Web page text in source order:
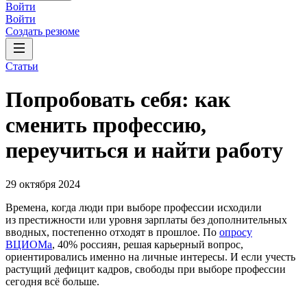
Войти
Войти
Создать резюме
Статьи
Попробовать себя: как
сменить профессию,
переучиться и найти работу
29 октября 2024
Времена, когда люди при выборе профессии исходили
из престижности или уровня зарплаты без дополнительных
вводных, постепенно отходят в прошлое. По опросу
ВЦИОМа, 40% россиян, решая карьерный вопрос,
ориентировались именно на личные интересы. И если учесть
растущий дефицит кадров, свободы при выборе профессии
сегодня всё больше.